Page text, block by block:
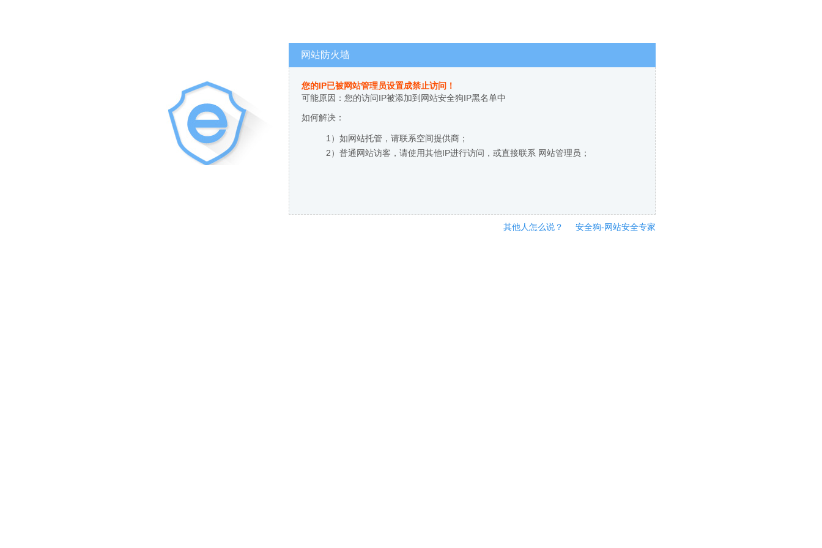
网站防火墙
您的IP已被网站管理员设置成禁止访问！
可能原因：您的访问IP被添加到网站安全狗IP黑名单中
如何解决：
1）如网站托管，请联系空间提供商；
2）普通网站访客，请使用其他IP进行访问，或直接联系 网站管理员；
其他人怎么说？ 安全狗-网站安全专家